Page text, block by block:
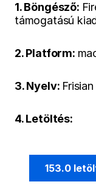
1. Böngésző:
támogatású
2. Platform:
3. Nyelv:
4. Letöltés:
153.0